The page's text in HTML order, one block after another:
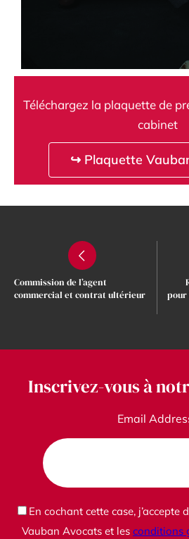
Téléchargez la plaquette de
cabinet
↪ Plaquette
Commission de l’agent
commercial et contrat ultérieur
pour
Inscrivez-vous à
Email
En cochant cette case, j’accepte
Vauban Avocats et les conditions